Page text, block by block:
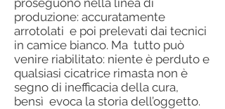
proseguono nella linea di
produzione: accuratamente
arrotolati e poi prelevati dai tecnici
in camice bianco. Ma tutto può
venire riabilitato: niente è perduto e
qualsiasi cicatrice rimasta non è
segno di inefficacia della cura,
bensì evoca la storia dell’oggetto.